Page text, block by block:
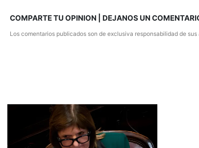
COMPARTE TU OPINION | DEJANOS UN
Los comentarios publicados son de exclusiva responsabilidad de